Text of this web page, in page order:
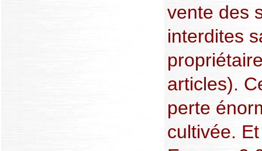
vente des
interdites
articles).
perte
cultivée.